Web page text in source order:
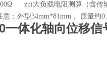
zui大负载电阻测算（含传
：外型34mm*81mm， 质量约
一体化轴向位移信